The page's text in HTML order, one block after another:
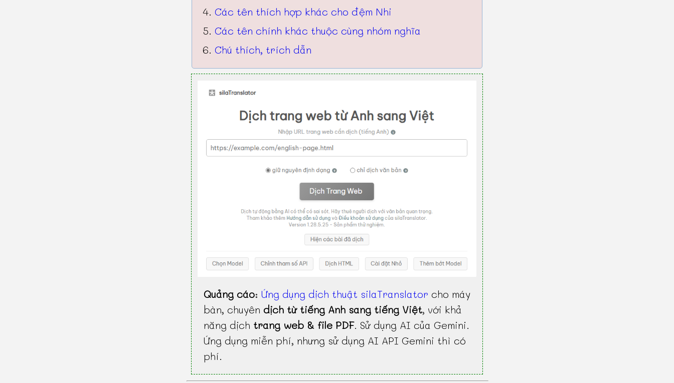
Các tên thích hợp khác cho đệm Nhi
Các tên chính khác thuộc cùng nhóm nghĩa
Chú thích, trích dẫn
Quảng cáo: Ứng dụng dịch thuật silaTranslator cho máy
bàn, chuyên dịch từ tiếng Anh sang tiếng Việt, với khả
năng dịch trang web & file PDF. Sử dụng AI của Gemini.
Ứng dụng miễn phí, nhưng sử dụng AI API Gemini thì có
phí.